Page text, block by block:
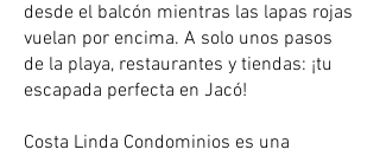
desde el balcón mientras las lapas rojas
vuelan por encima. A solo unos pasos
de la playa, restaurantes y tiendas: ¡tu
escapada perfecta en Jacó!
Costa Linda Condominios es una